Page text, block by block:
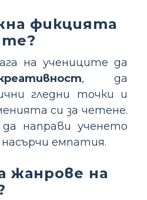
фикцията
на учениците да
, да
гледни точки и
си за четене.
направи ученето
насърчи емпатия.
жанрове на